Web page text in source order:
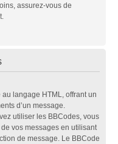
assurez-vous de
langage HTML, offrant un
d’un message.
utiliser les BBCodes, vous
vos messages en utilisant
de message. Le BBCode